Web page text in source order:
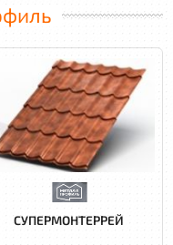
СУПЕРМОНТЕРРЕЙ